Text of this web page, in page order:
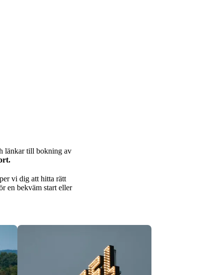
länkar till bokning av
vi dig att hitta rätt
en bekväm start eller